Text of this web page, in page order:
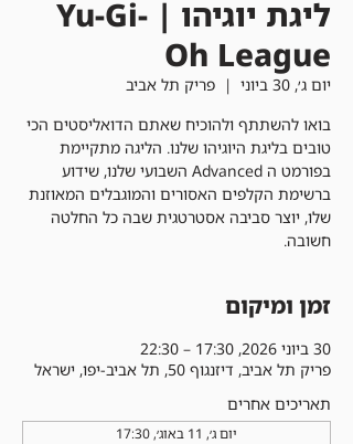
ליגת יוגיהו | Yu-Gi-
Oh League
יום ג׳, 30 ביוני
  |
פריק תל אביב
בואו להשתתף ולהוכיח שאתם הדואליסטים הכי
טובים בליגת היוגיהו שלנו. הליגה מתקיימת
בפורמט ה Advanced השבועי שלנו, שידוע
ברשימת הקלפים האסורים והמוגבלים המאוזנת
שלו, יוצר סביבה אסטרטגית שבה כל החלטה
חשובה.
זמן ומיקום
30 ביוני 2026, 17:30 – 22:30
פריק תל אביב, דיזנגוף 50, תל אביב-יפו, ישראל
תאריכים אחרים
יום ג׳, 11 באוג׳, 17:30